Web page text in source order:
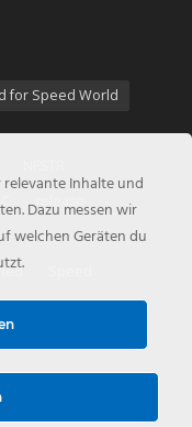
for Speed World
release
tuning
Inhalte und
Dazu messen wir
welchen Geräten du